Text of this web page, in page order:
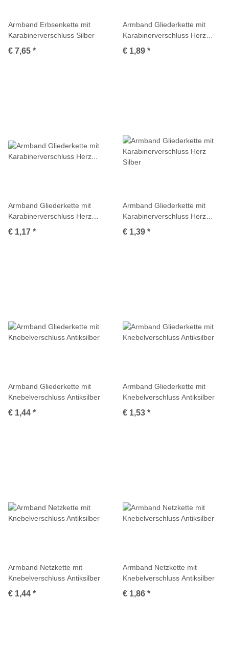
Armband Erbsenkette mit
Karabinerverschluss Silber
€ 7,65 *
Armband Gliederkette mit
Karabinerverschluss Herz
Antiksilber
€ 1,89 *
Armband Gliederkette mit
Karabinerverschluss Herz
Antiksilber
€ 1,17 *
Armband Gliederkette mit
Karabinerverschluss Herz
Silber
€ 1,39 *
Armband Gliederkette mit
Knebelverschluss Antiksilber
€ 1,44 *
Armband Gliederkette mit
Knebelverschluss Antiksilber
€ 1,53 *
Armband Netzkette mit
Knebelverschluss Antiksilber
€ 1,44 *
Armband Netzkette mit
Knebelverschluss Antiksilber
€ 1,86 *